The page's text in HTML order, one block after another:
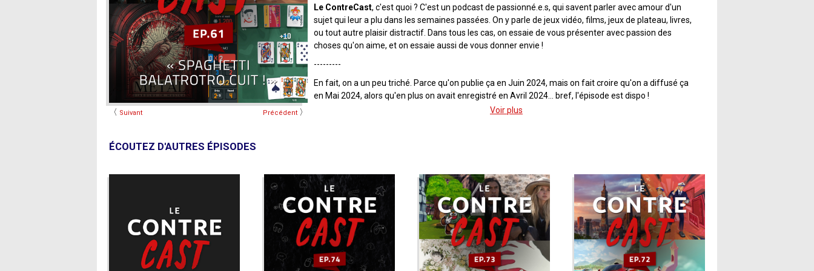
〈 Suivant Précédent〉
Le ContreCast, c'est quoi ? C'est un podcast de passionné.e.s, qui savent parler avec amour d'un
sujet qui leur a plu dans les semaines passées. On y parle de jeux vidéo, films, jeux de plateau, livres,
ou tout autre plaisir distractif. Dans tous les cas, on essaie de vous présenter avec passion des
choses qu'on aime, et on essaie aussi de vous donner envie !
---------
En fait, on a un peu triché. Parce qu'on publie ça en Juin 2024, mais on fait croire qu'on a diffusé ça
en Mai 2024, alors qu'en plus on avait enregistré en Avril 2024... bref, l'épisode est dispo !
---------
Liens utiles dont on parle dans l'épisode :
LeFilm "Mr Gaga" de 2016 sur Ohad Naharin
Les
cours de gaga à Paris
Le
Gaga d’Ohad Naharin : Sadeh21 à l’Opéra de Paris
Le
jeu vidéo Balatro
Voir plus
ÉCOUTEZ D'AUTRES ÉPISODES